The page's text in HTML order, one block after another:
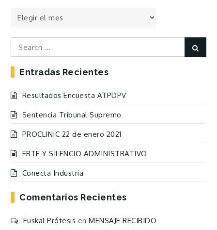
Todas
Entradas
Search
for:
Entradas Recientes
Resultados Encuesta ATPDPV
Sentencia Tribunal Supremo
PROCLINIC 22 de enero 2021
ERTE Y SILENCIO ADMINISTRATIVO
Conecta Industria
Comentarios Recientes
Euskal Prótesis enMENSAJE RECIBIDO